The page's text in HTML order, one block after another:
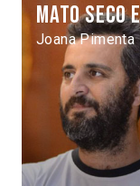
Mato Seco
Joana Pimenta